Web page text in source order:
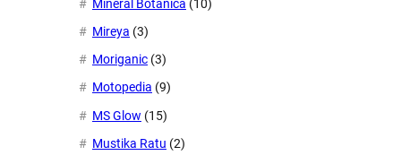
Mineral Botanica (10)
Mireya (3)
Moriganic (3)
Motopedia (9)
MS Glow (15)
Mustika Ratu (2)